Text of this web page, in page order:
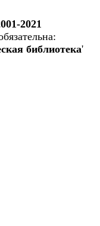
2021
библиотека'